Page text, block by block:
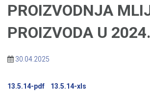
PROIZVODNJA
PROIZVODA U
30.04.2025
13.5.14-pdf 13.5.14-xls